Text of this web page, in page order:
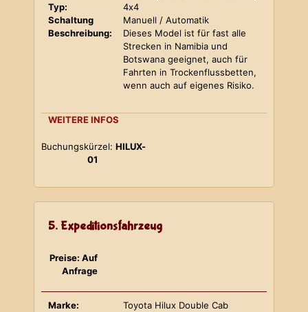
Typ:
4x4
Schaltung
Manuell / Automatik
Beschreibung:
Dieses Model ist für fast alle
Strecken in Namibia und
Botswana geeignet, auch für
Fahrten in Trockenflussbetten,
wenn auch auf eigenes Risiko.
WEITERE INFOS
Buchungskürzel: HILUX-
01
5. Expeditionsfahrzeug
Preise: Auf
Anfrage
Marke:
Toyota Hilux Double Cab